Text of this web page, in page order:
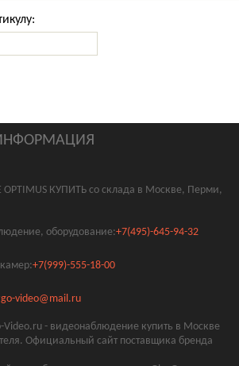
КУПИТЬ со склада в Москве, Перми,
оборудование:+7(495)-645-94-32
+7(999)-555-18-00
video@mail.ru
Video.ru - видеонаблюдение купить в Москве
Официальный сайт поставщика бренда